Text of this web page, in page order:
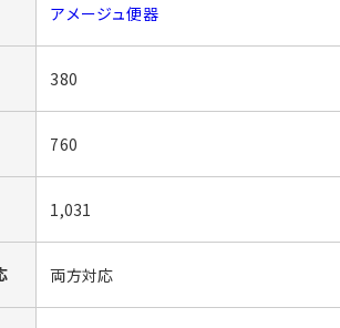
アメージュ便器
380
760
1,031
両方対応